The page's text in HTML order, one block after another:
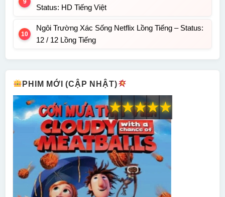
Status: HD Tiếng Việt
Ngôi Trường Xác Sống Netflix Lồng Tiếng – Status:
12 / 12 Lồng Tiếng
PHIM MỚI (CẬP NHẬT)
★
★
★
★
★